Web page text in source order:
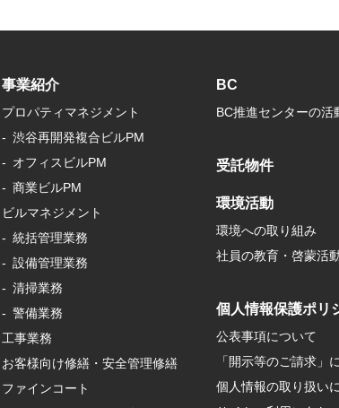
事業紹介
プロパティマネジメント
渋谷再開発複合ビルPM
オフィスビルPM
商業ビルPM
ビルマネジメント
統括管理業務
設備管理業務
清掃業務
警備業務
工事業務
お客様向け修繕・安全管理修繕
ファインコート
BC
BC推進センターの活
受託物件
環境活動
環境への取り組み
社員の教育・啓蒙活
個人情報保護ポリ
公表事項について
「開示等のご請求」
個人情報の取り扱い